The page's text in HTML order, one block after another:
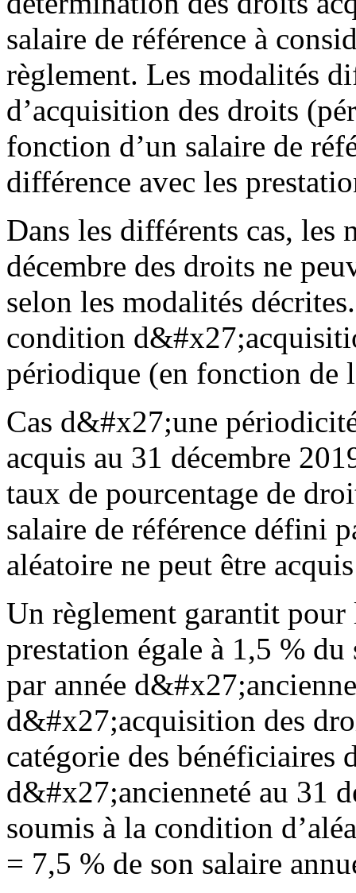
salaire de référence à
règlement. Les modalités
d’acquisition des droits
fonction d’un salaire de
différence avec les
Dans les différents cas, les
décembre des droits ne
selon les modalités
condition
périodique (en fonction de
Cas d&#x27;une
acquis au 31 décembre
taux de pourcentage de
salaire de référence défini
aléatoire ne peut être
Un règlement garantit
prestation égale à 1,5 %
par année
d&#x27;acquisition des
catégorie des bénéficiaires
d&#x27;ancienneté au 31
soumis à la condition
= 7,5 % de son salaire